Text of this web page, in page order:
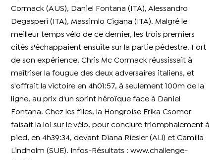
Cormack (AUS), Daniel Fontana (ITA), Alessandro
Degasperi (ITA), Massimlo Cigana (ITA). Malgré le
meilleur temps vélo de ce dernier, les trois premiers
cités s'échappaient ensuite sur la partie pédestre. Fort
de son expérience, Chris Mc Cormack réussissait à
maîtriser la fougue des deux adversaires italiens, et
s'offrait la victoire en 4h01:57, à seulement 100m de la
ligne, au prix d'un sprint héroïque face à Daniel
Fontana. Chez les filles, la Hongroise Erika Csomor
faisait la loi sur le vélo, pour conclure triomphalement à
pied, en 4h39:34, devant Diana Riesler (ALl) et Camilla
Lindholm (SUE). Infos-Résultats : www.challenge-